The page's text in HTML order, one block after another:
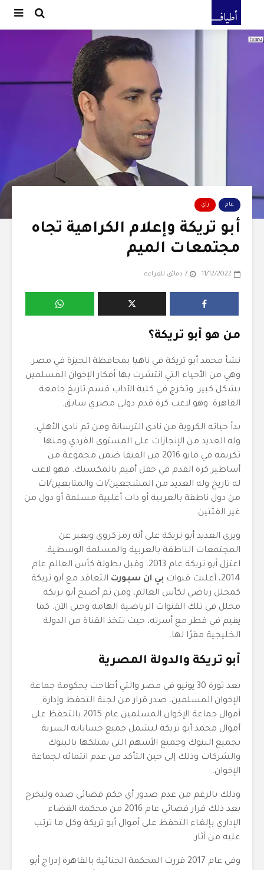
عام رأي
أبو تريكة وإعلام الكراهية تجاه
مجتمعات الميم
11/12/2022 7 دقائق للقراءة
من هو أبو تريكة؟
نشأ محمد أبو تريكة في ناهيا بمحافظة الجيزة في مصر.
وهي من الأحياء التي انتشرت بها أفكار الإخوان المسلمين
بشكل كبير. وتخرج في كلية الآداب قسم تاريخ جامعة
القاهرة. وهو لاعب كرة قدم دولي مصري سابق.
بدأ حياته الكروية من نادى الترسانة ومن ثم نادى الأهلي.
وله العديد من الإنجازات على المستوى الفردي ومنها
تكريمه في مايو 2016 من الفيفا ضمن مجموعة من
أساطير كرة القدم في حفل أقيم بالمكسيك. فهو لاعب
له تاريخ وله العديد من المشجعين/ات والمتابعين/ات
من دول ناطقة بالعربية أو ذات أغلبية مسلمة أو دول من
غير الفئتين.
ويرى العديد أبو تريكة على أنه رمز كروي ويعبر عن
المجتمعات الناطقة بالعربية والمسلمة الوسطية.
اعتزل أبو تريكة عام 2013. وقبل بطولة كأس العالم عام
2014، أعلنت قنوات
بي ان سبورت التعاقد مع أبو تريكة
كمحلل رياضي لكأس العالم، ومن ثم أصبح أبو تريكة
محلل في تلك القنوات الرياضية الهامة وحتى الآن. كما
يقيم في قطر مع أسرته، حيث تتخذ القناة من الدولة
الخليجية مقرًا لها.
أبو تريكة والدولة المصرية
بعد ثورة 30 يونيو في مصر والتي أطاحت بحكومة جماعة
الإخوان المسلمين، صدر قرار من لجنة التحفظ وإدارة
أموال جماعة الإخوان المسلمين عام 2015 بالتحفظ على
أموال محمد أبو تريكة ليشمل جميع حساباته السرية
بجميع البنوك وجميع الأسهم التي يمتلكها بالبنوك
والشركات وذلك إلى حين التأكد من عدم انتمائه لجماعة
الإخوان.
وذلك بالرغم من عدم صدور أي حكم قضائي ضده وليخرج
بعد ذلك قرار قضائي عام 2016 من محكمة القضاء
الإداري بإلغاء التحفظ على أموال أبو تريكة وكل ما ترتب
عليه من أثار.
وفى عام 2017 قررت المحكمة الجنائية بالقاهرة إدراج أبو